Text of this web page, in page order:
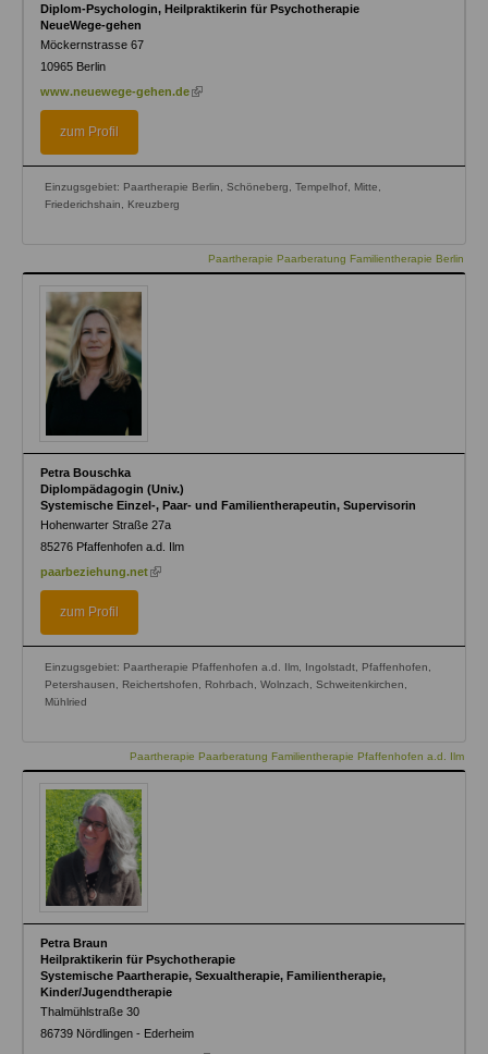
Diplom-Psychologin, Heilpraktikerin für Psychotherapie
NeueWege-gehen
Möckernstrasse 67
10965 Berlin
www.neuewege-gehen.de (link
zum Profil
Einzugsgebiet: Paartherapie Berlin, Schöneberg, Tempelhof, Mitte,
Friederichshain, Kreuzberg
Paartherapie Paarberatung Familientherapie Berlin
Petra Bouschka
Diplompädagogin (Univ.)
Systemische Einzel-, Paar- und Familientherapeutin, Supervisorin
Hohenwarter Straße 27a
85276 Pfaffenhofen a.d. Ilm
paarbeziehung.net (link
zum Profil
Einzugsgebiet: Paartherapie Pfaffenhofen a.d. Ilm, Ingolstadt, Pfaffenhofen,
Petershausen, Reichertshofen, Rohrbach, Wolnzach, Schweitenkirchen,
Mühlried
Paartherapie Paarberatung Familientherapie Pfaffenhofen a.d. Ilm
Petra Braun
Heilpraktikerin für Psychotherapie
Systemische Paartherapie, Sexualtherapie, Familientherapie,
Kinder/Jugendtherapie
Thalmühlstraße 30
86739 Nördlingen - Ederheim